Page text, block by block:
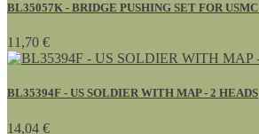
BL35057K - BRIDGE PUSHING SET FOR
11,70 €
BL35394F - US SOLDIER WITH MAP - 2 HEADS
14,04 €